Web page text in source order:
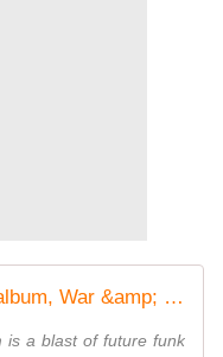
Miguel dévoile son quatrième album, War &amp; Leisure - LNO
is a blast of future funk